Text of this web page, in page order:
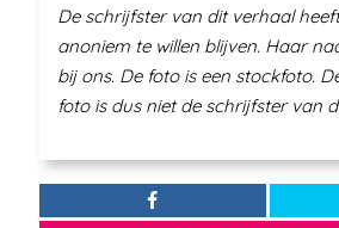
De schrijfster van dit verhaal
anoniem te willen blijven. Haar
bij ons. De foto is een stockfoto.
foto is dus niet de schrijfster van